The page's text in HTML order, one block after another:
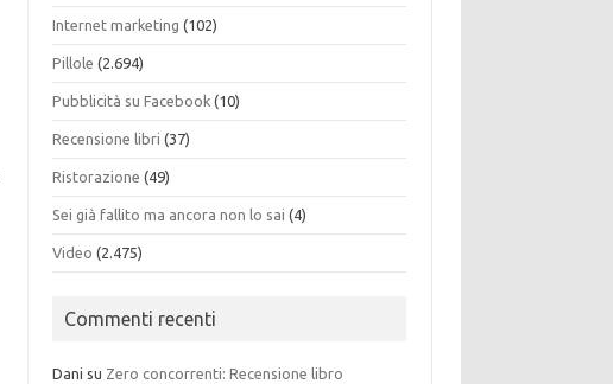
Internet marketing (102)
Pillole (2.694)
Pubblicità su Facebook (10)
Recensione libri (37)
Ristorazione (49)
Sei già fallito ma ancora non lo sai (4)
Video (2.475)
Commenti recenti
Dani su Zero concorrenti: Recensione libro